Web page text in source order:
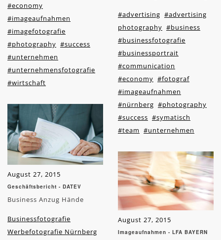
#economy
#imageaufnahmen
#imagefotografie
#photography #success
#unternehmen
#unternehmensfotografie
#wirtschaft
August 27, 2015
Geschäftsbericht - DATEV
Business Anzug Hände
Businessfotografie
Werbefotografie Nürnberg
#advertising #advertising
photography #business
#businessfotografie
#businessportrait
#communication
#economy #fotograf
#imageaufnahmen
#nürnberg #photography
#success #symatisch
#team #unternehmen
August 27, 2015
Imageaufnahmen - LFA BAYERN